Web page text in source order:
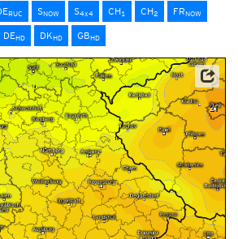
RUC SNOW S4x4 CH1 CH2 FRNOW
DEHD DKHD GBHD